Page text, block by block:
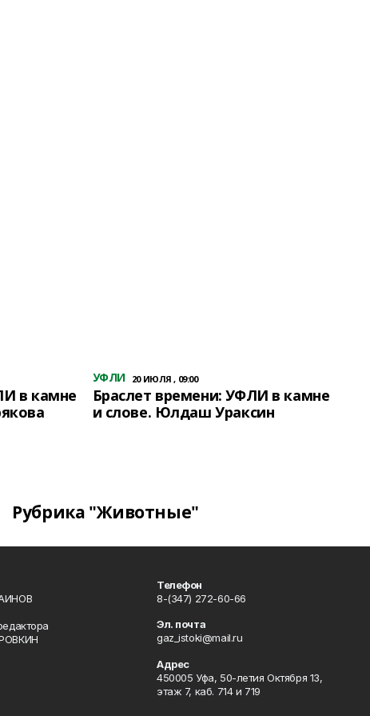
в камне
УФЛИ 20 ИЮЛЯ , 09:00
Браслет времени: УФЛИ в камне
и слове. Юлдаш Ураксин
Рубрика "Животные"
Телефон
8-(347) 272-60-66
Эл. почта
gaz_istoki@mail.ru
Адрес
450005 Уфа, 50-летия Октября 13,
этаж 7, каб. 714 и 719